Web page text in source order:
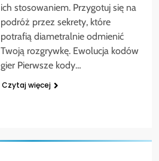
ich stosowaniem. Przygotuj się na
podróż przez sekrety, które
potrafią diametralnie odmienić
Twoją rozgrywkę. Ewolucja kodów
gier Pierwsze kody…
Czytaj więcej